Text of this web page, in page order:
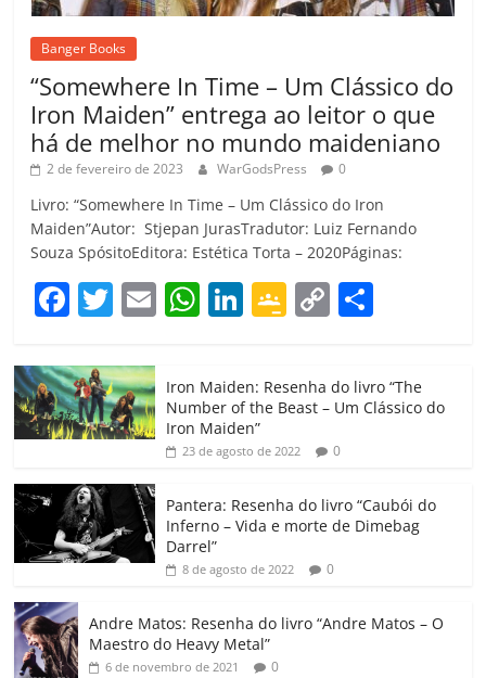
Banger Books
“Somewhere In Time – Um Clássico do
Iron Maiden” entrega ao leitor o que
há de melhor no mundo maideniano
2 de fevereiro de 2023 WarGodsPress 0
Livro: “Somewhere In Time – Um Clássico do Iron
Maiden”Autor: Stjepan JurasTradutor: Luiz Fernando
Souza SpósitoEditora: Estética Torta – 2020Páginas:
F
c
e
b
o
o
k
T
itt
er
E W
at
s
A
p
Li
e
dI
G
gl
e
Cl
a
ss
ro
o
C
p
y
Li
k
m
p
h
ar
Iron Maiden: Resenha do livro “The
Number of the Beast – Um Clássico do
Iron Maiden”
23 de agosto de 2022 0
Pantera: Resenha do livro “Caubói do
Inferno – Vida e morte de Dimebag
Darrel”
8 de agosto de 2022 0
Andre Matos: Resenha do livro “Andre Matos – O
Maestro do Heavy Metal”
6 de novembro de 2021 0